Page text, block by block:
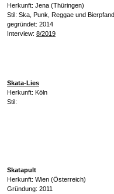
Herkunft: Jena (Thüringen)
Stil: Ska, Punk, Reggae und Bierpfand
gegründet: 2014
Interview: 8/2019
Skata-Lies
Herkunft: Köln
Stil:
Skatapult
Herkunft: Wien (Österreich)
Gründung: 2011